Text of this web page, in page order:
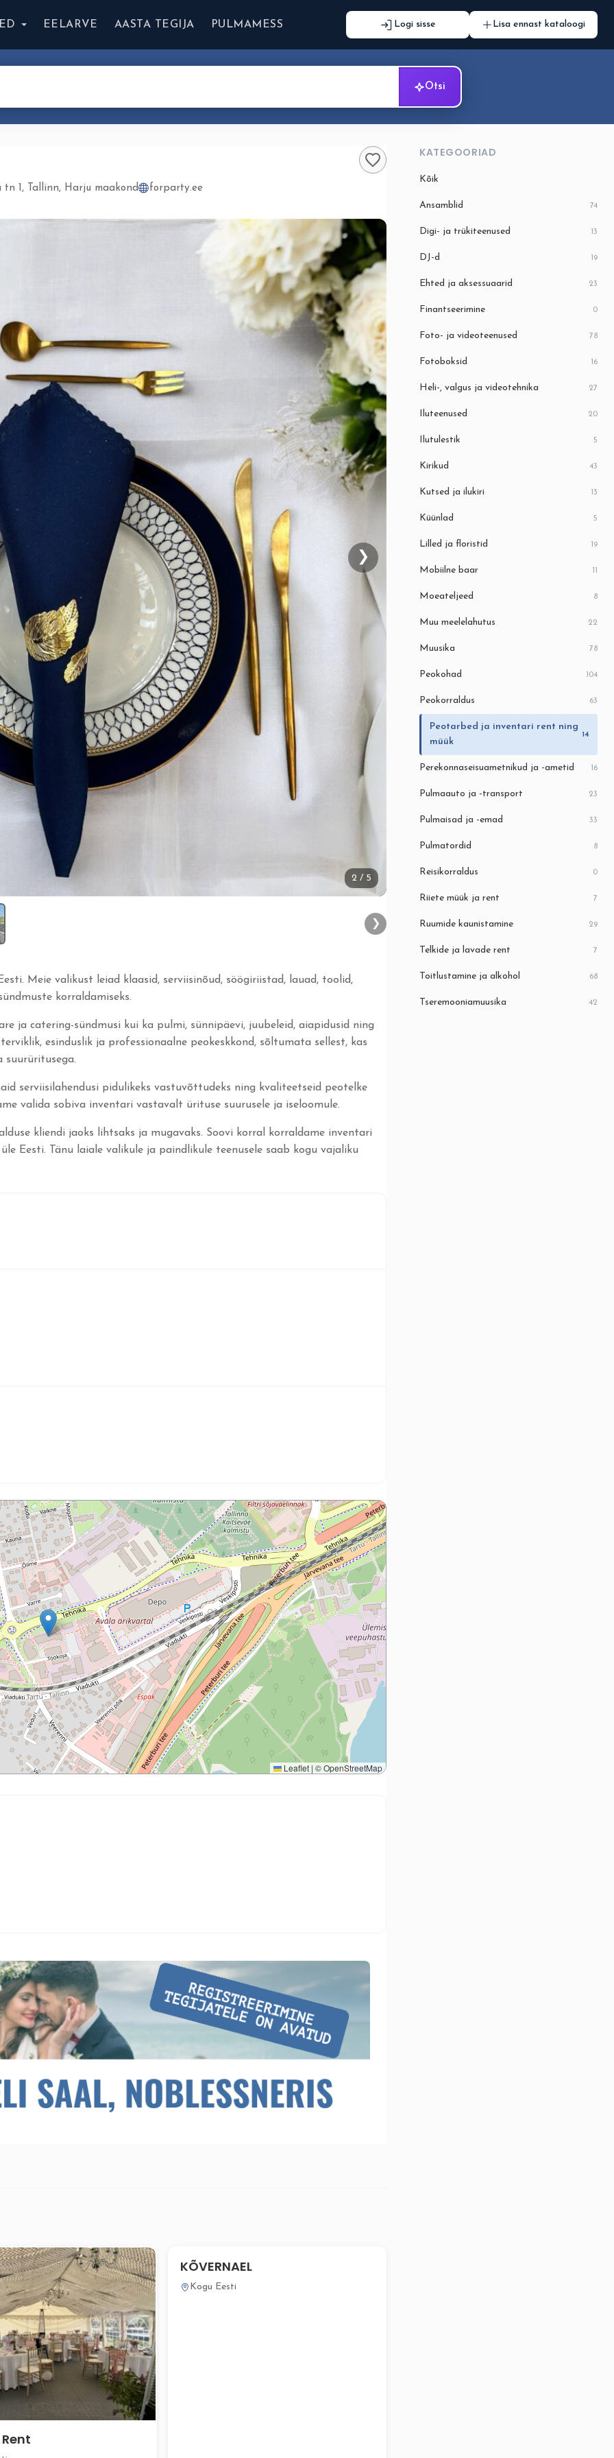
EELARVE AASTA TEGIJA PULMAMESS Logi sisse Lisa ennast kataloogi
Otsi
tn 1, Tallinn, Harju maakond forparty.ee
❯
2 / 5
❯
Meie valikust leiad klaasid, serviisinõud, söögiriistad, lauad, toolid,
korraldamiseks.
ja catering-sündmusi kui ka pulmi, sünnipäevi, juubeleid, aiapidusid ning
esinduslik ja professionaalne peokeskkond, sõltumata sellest, kas
suurüritusega.
serviisilahendusi pidulikeks vastuvõttudeks ning kvaliteetseid peotelke
valida sobiva inventari vastavalt ürituse suurusele ja iseloomule.
kliendi jaoks lihtsaks ja mugavaks. Soovi korral korraldame inventari
Eesti. Tänu laiale valikule ja paindlikule teenusele saab kogu vajaliku
Leaflet | ©OpenStreetMap
KÕVERNAEL
Kogu Eesti
KATEGOORIAD
Kõik
Ansamblid 74
Digi- ja trükiteenused 13
DJ-d 19
Ehted ja aksessuaarid 23
Finantseerimine 0
Foto- ja videoteenused 78
Fotoboksid 16
Heli-, valgus ja videotehnika 27
Iluteenused 20
Ilutulestik 5
Kirikud 43
Kutsed ja ilukiri 13
Küünlad 5
Lilled ja floristid 19
Mobiilne baar 11
Moeateljeed 8
Muu meelelahutus 22
Muusika 78
Peokohad 104
Peokorraldus 63
Peotarbed ja inventari rent ning
müük
14
Perekonnaseisuametnikud ja -ametid 16
Pulmaauto ja -transport 23
Pulmaisad ja -emad 33
Pulmatordid 8
Reisikorraldus 0
Riiete müük ja rent 7
Ruumide kaunistamine 29
Telkide ja lavade rent 7
Toitlustamine ja alkohol 68
Tseremooniamuusika 42